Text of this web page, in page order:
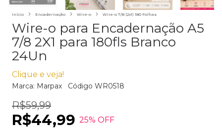
Início Encadernação Wire-o Wire-o 7/8 (2x1) 180 Folhas
Wire-o para Encadernação A5
7/8 2X1 para 180fls Branco
24Un
Clique e veja!
Marca: Marpax Código WR0518
R$59,99
R$44,99 25% OFF